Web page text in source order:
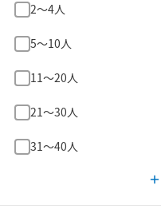
2〜4人
5〜10人
11〜20人
21〜30人
31〜40人